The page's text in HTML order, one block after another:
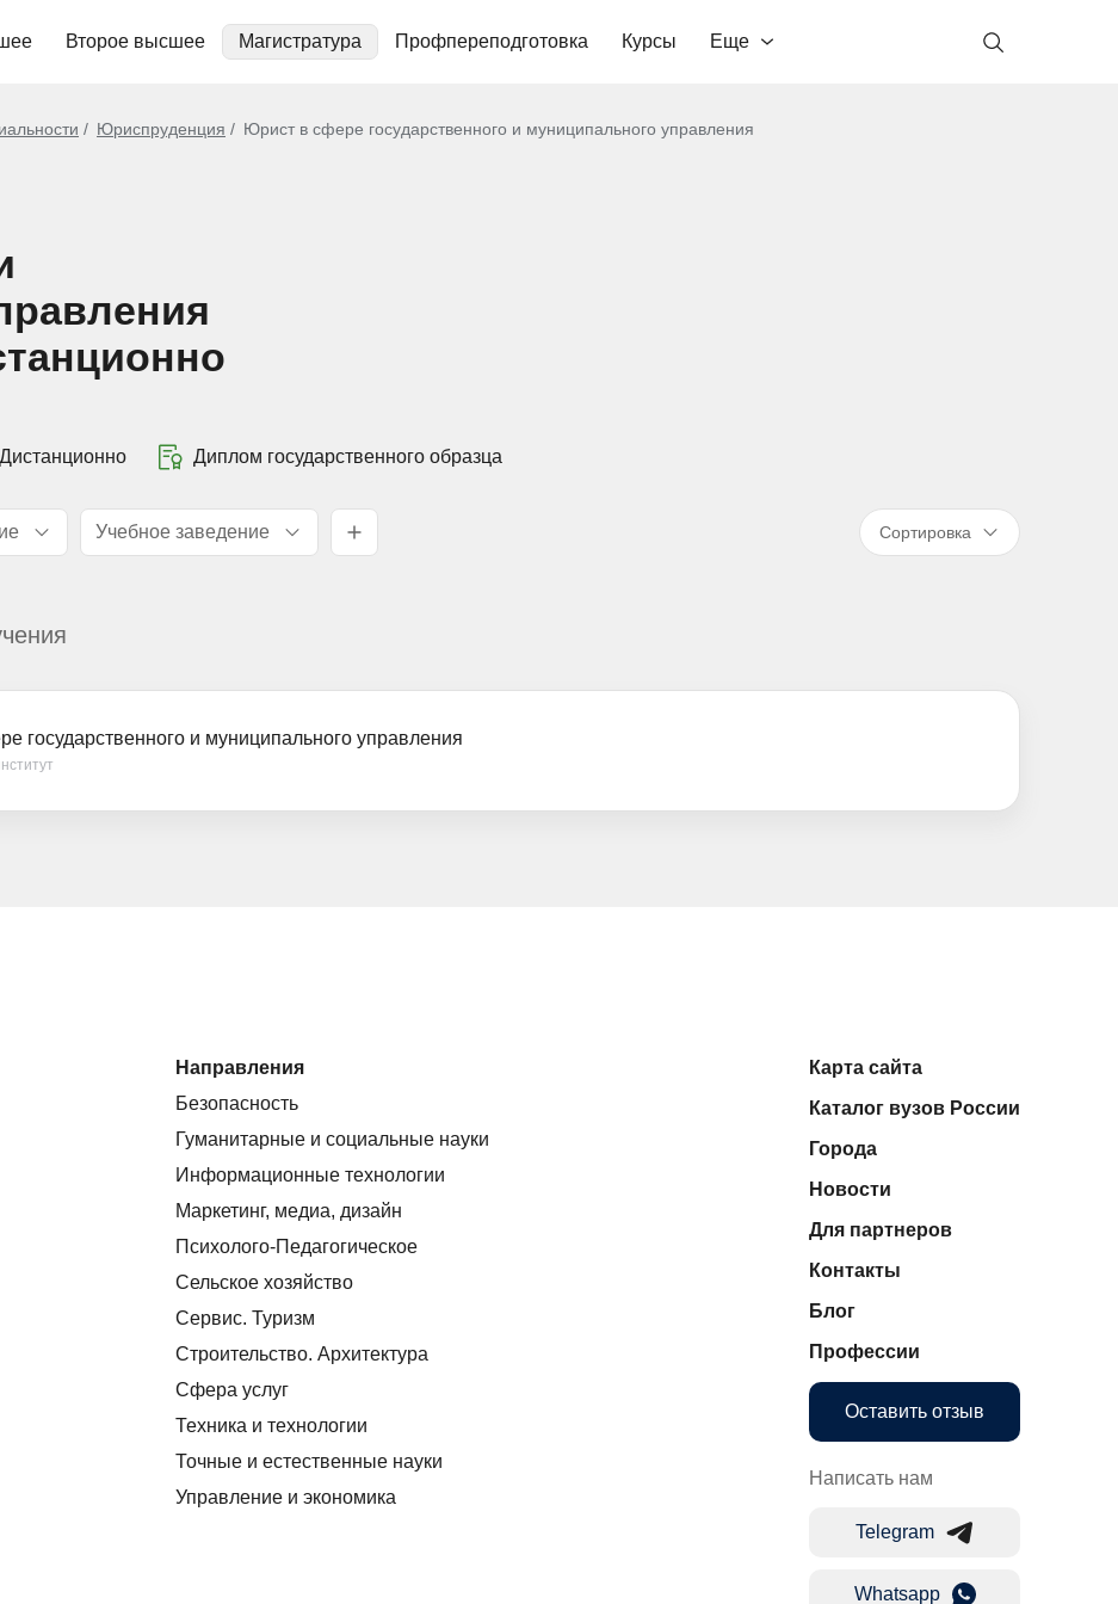
Второе высшее Магистратура Профпереподготовка Курсы Еще
Юриспруденция Юрист в сфере государственного и муниципального управления
Дистанционно Диплом государственного образца
Учебное заведение Сортировка
государственного и муниципального управления
Направления
Безопасность
Гуманитарные и социальные науки
Информационные технологии
Маркетинг, медиа, дизайн
Психолого-Педагогическое
Сельское хозяйство
Сервис. Туризм
Строительство. Архитектура
Сфера услуг
Техника и технологии
Точные и естественные науки
Управление и экономика
Карта сайта
Каталог вузов России
Города
Новости
Для партнеров
Контакты
Блог
Профессии
Оставить отзыв
Написать нам
Telegram
Whatsapp